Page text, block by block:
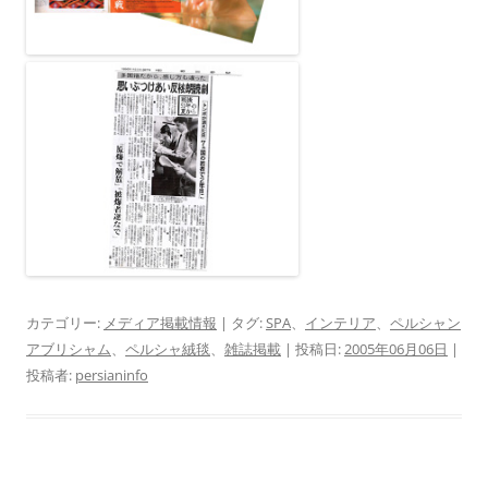
カテゴリー: メディア掲載情報 | タグ:SPA、 インテリア、 ペルシャン
アブリシャム、 ペルシャ絨毯、 雑誌掲載 | 投稿日:2005年06月06日 |
投稿者: persianinfo